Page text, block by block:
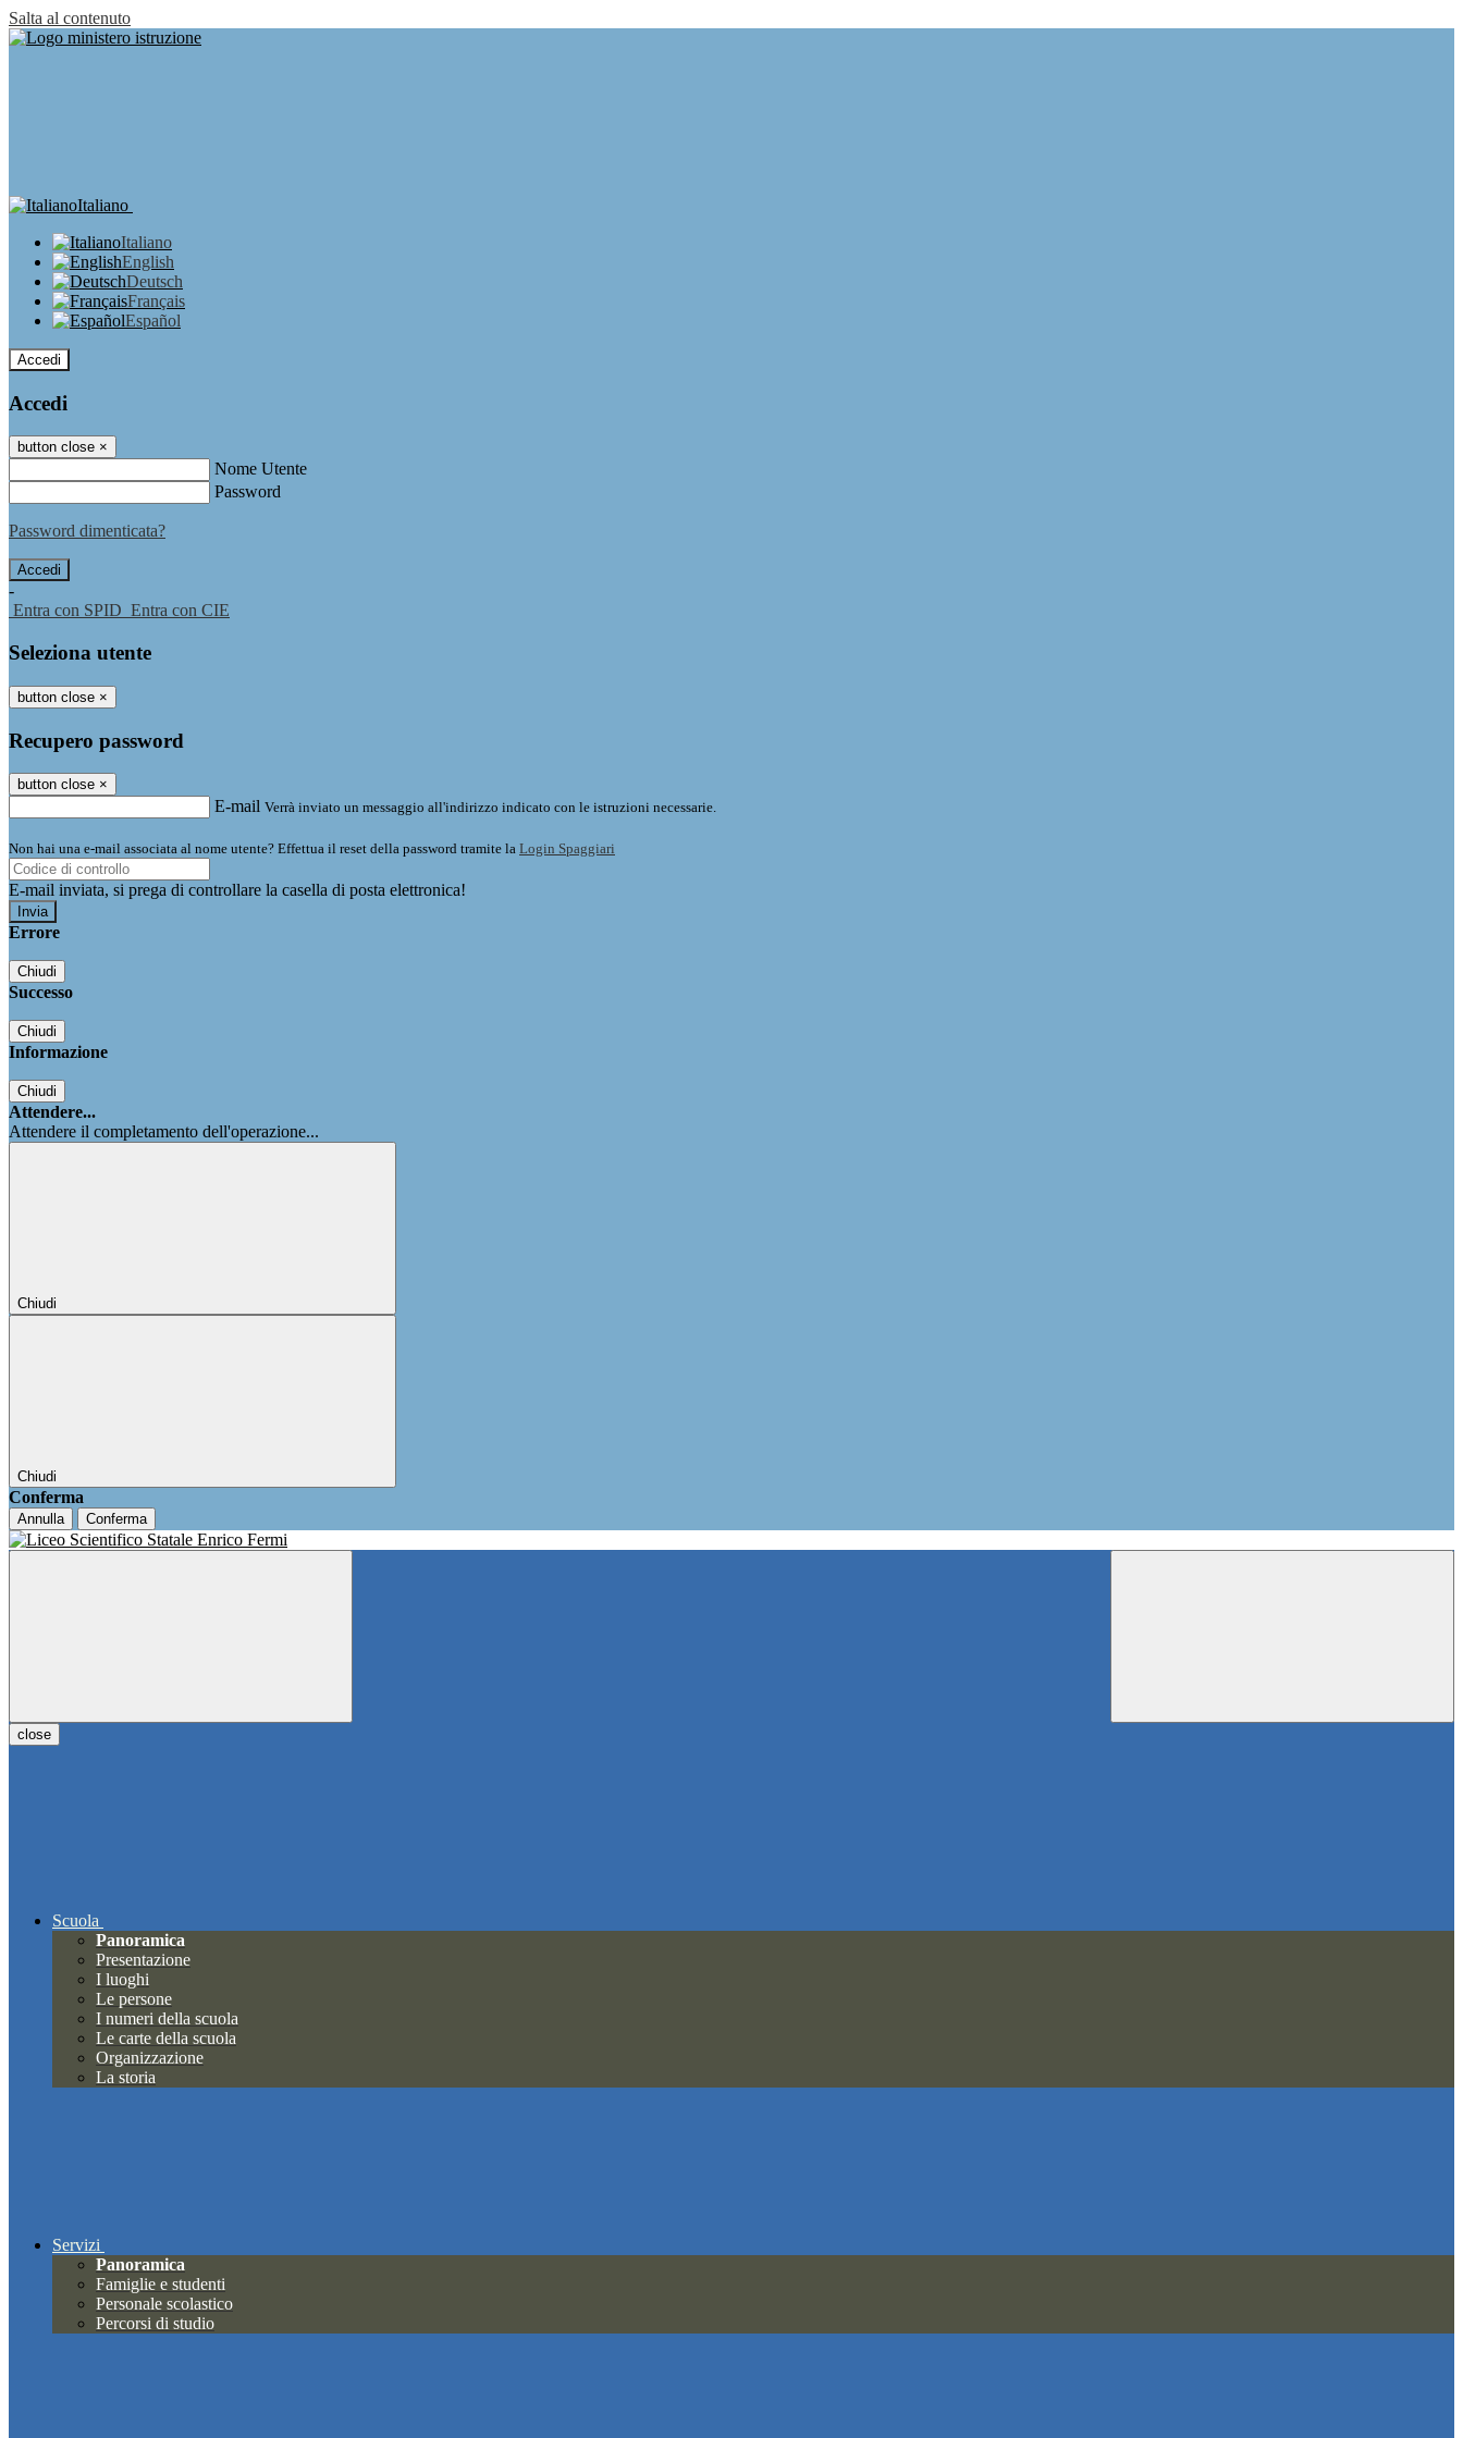
Salta al contenuto
Italiano
Italiano
English
Deutsch
Français
Español
Accedi
Accedi
button close ×
Nome Utente
Password
Password dimenticata?
-
Entra con SPID Entra con CIE
Seleziona utente
button close ×
Recupero password
button close ×
E-mail Verrà inviato un messaggio all'indirizzo indicato con le istruzioni necessarie.
Non hai una e-mail associata al nome utente? Effettua il reset della password tramite la Login Spaggiari
E-mail inviata, si prega di controllare la casella di posta elettronica!
Errore
Chiudi
Successo
Chiudi
Informazione
Chiudi
Attendere...
Attendere il completamento dell'operazione...
Chiudi
Chiudi
Conferma
Annulla Conferma
close
Scuola
Panoramica
Presentazione
I luoghi
Le persone
I numeri della scuola
Le carte della scuola
Organizzazione
La storia
Servizi
Panoramica
Famiglie e studenti
Personale scolastico
Percorsi di studio